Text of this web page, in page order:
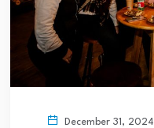
December 31, 2024